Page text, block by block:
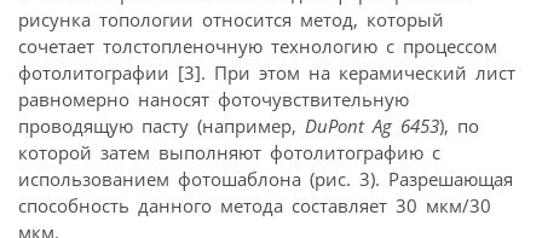
рисунка топологии относится метод, который
сочетает толстопленочную технологию с процессом
фотолитографии [3]. При этом на керамический лист
равномерно наносят фоточувствительную
проводящую пасту (например, DuPont Ag 6453), по
которой затем выполняют фотолитографию с
использованием фотошаблона (рис. 3). Разрешающая
способность данного метода составляет 30 мкм/30
мкм.